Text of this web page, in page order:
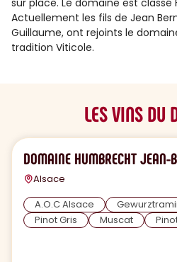
sur place. Le domaine est classé
Actuellement les fils de Jean
Guillaume, ont rejoints le
tradition Viticole.
LES VINS DU
DOMAINE HUMBRECHT JEAN-
Alsace
A.O.C Alsace
Pinot Gris
Muscat